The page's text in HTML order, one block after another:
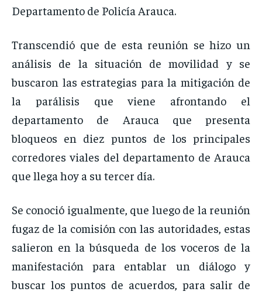
Departamento de Policía Arauca.
Transcendió que de esta reunión se hizo un
análisis de la situación de movilidad y se
buscaron las estrategias para la mitigación de
la parálisis que viene afrontando el
departamento de Arauca que presenta
bloqueos en diez puntos de los principales
corredores viales del departamento de Arauca
que llega hoy a su tercer día.
Se conoció igualmente, que luego de la reunión
fugaz de la comisión con las autoridades, estas
salieron en la búsqueda de los voceros de la
manifestación para entablar un diálogo y
buscar los puntos de acuerdos, para salir de